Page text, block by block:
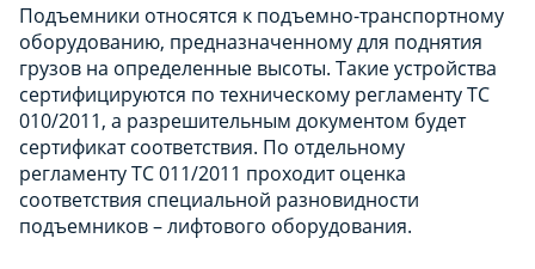
Подъемники относятся к подъемно-транспортному
оборудованию, предназначенному для поднятия
грузов на определенные высоты. Такие устройства
сертифицируются по техническому регламенту ТС
010/2011, а разрешительным документом будет
сертификат соответствия. По отдельному
регламенту ТС 011/2011 проходит оценка
соответствия специальной разновидности
подъемников – лифтового оборудования.